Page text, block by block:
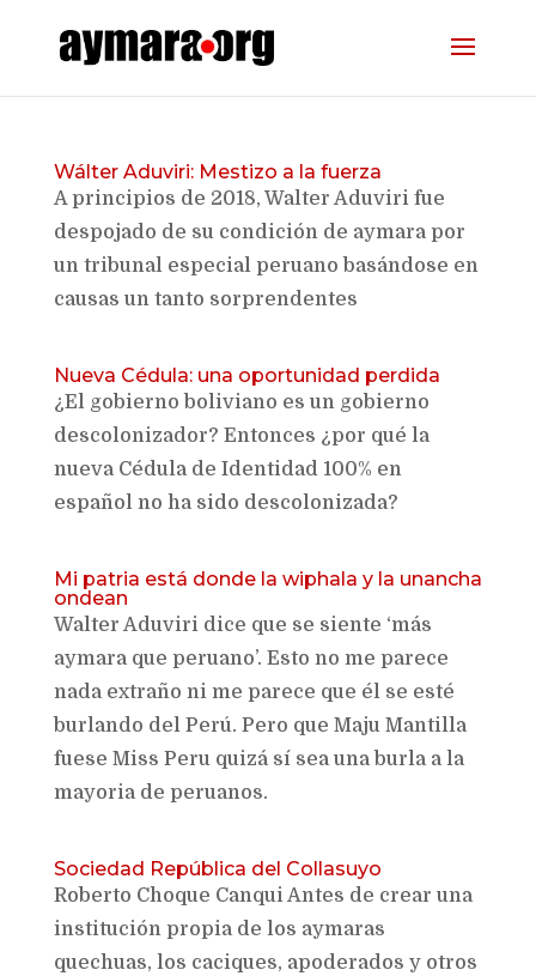
Wálter Aduviri: Mestizo a la fuerza
A principios de 2018, Walter Aduviri fue
despojado de su condición de aymara por
un tribunal especial peruano basándose en
causas un tanto sorprendentes
Nueva Cédula: una oportunidad perdida
¿El gobierno boliviano es un gobierno
descolonizador? Entonces ¿por qué la
nueva Cédula de Identidad 100% en
español no ha sido descolonizada?
Mi patria está donde la wiphala y la unancha
ondean
Walter Aduviri dice que se siente ‘más
aymara que peruano’. Esto no me parece
nada extraño ni me parece que él se esté
burlando del Perú. Pero que Maju Mantilla
fuese Miss Peru quizá sí sea una burla a la
mayoria de peruanos.
Sociedad República del Collasuyo
Roberto Choque Canqui Antes de crear una
institución propia de los aymaras
quechuas, los caciques, apoderados y otros